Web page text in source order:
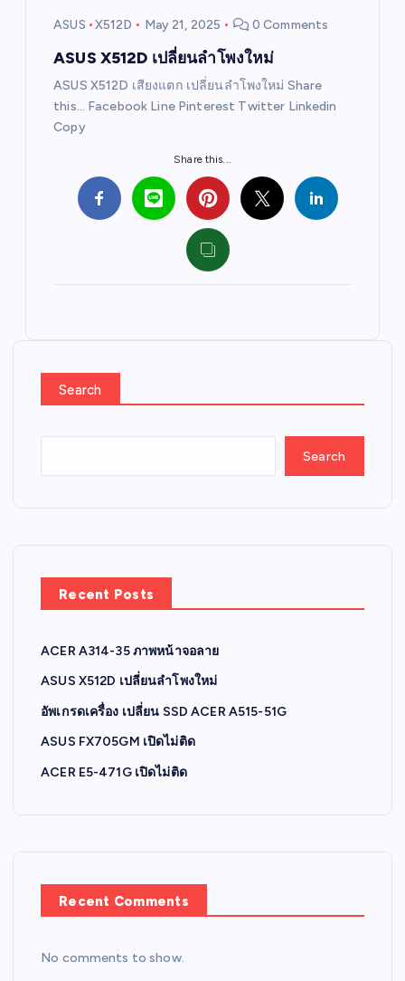
ASUS X512D May 21, 2025 0 Comments
ASUS X512D เปลี่ยนลำโพงใหม่
ASUS X512D เสียงแตก เปลี่ยนลำโพงใหม่ Share
this… Facebook Line Pinterest Twitter Linkedin
Copy
Share this...
Search
Search
Recent Posts
ACER A314-35 ภาพหน้าจอลาย
ASUS X512D เปลี่ยนลำโพงใหม่
อัพเกรดเครื่อง เปลี่ยน SSD ACER A515-51G
ASUS FX705GM เปิดไม่ติด
ACER E5-471G เปิดไม่ติด
Recent Comments
No comments to show.